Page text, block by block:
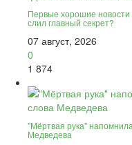
Первые хорошие
слил главный секрет?
07 август, 2026
0
1 874
"Мёртвая рука"
Медведева